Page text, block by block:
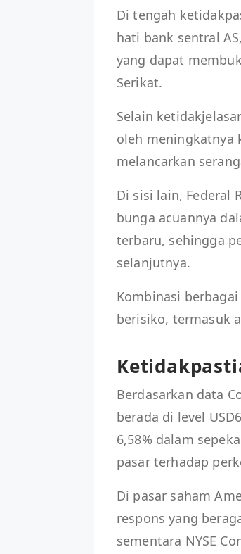
Di tengah
hati bank sentral
yang dapat
Serikat.
Selain
oleh meningkatnya
melancarkan
Di sisi lain, Federal
bunga acuannya
terbaru, sehingga
selanjutnya.
Kombinasi
berisiko, termasuk
Berdasarkan data
berada di level
6,58% dalam
pasar terhadap
Di pasar saham
respons yang
sementara NYSE